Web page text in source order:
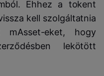
Ehhez a tokent
kell szolgáltatnia
eket, hogy
lekötött